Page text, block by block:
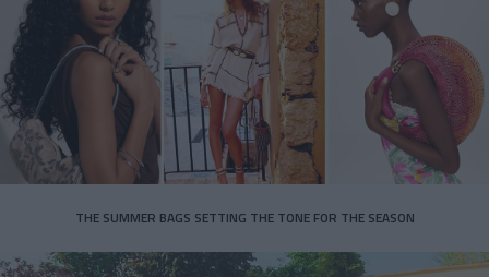
THE SUMMER BAGS SETTING THE TONE FOR THE SEASON